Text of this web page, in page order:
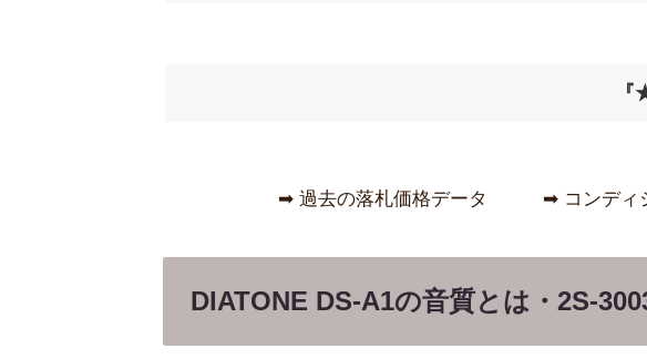
➡︎ 過去の落札価格データ ➡︎ コンディ
DIATONE DS-A1の音質とは・2S-